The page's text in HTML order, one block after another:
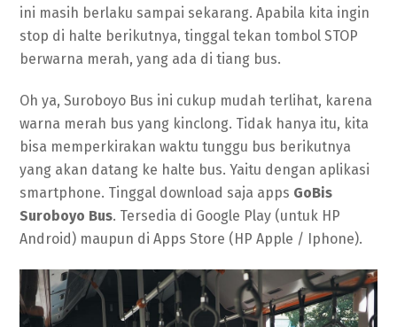
ini masih berlaku sampai sekarang. Apabila kita ingin
stop di halte berikutnya, tinggal tekan tombol STOP
berwarna merah, yang ada di tiang bus.
Oh ya, Suroboyo Bus ini cukup mudah terlihat, karena
warna merah bus yang kinclong. Tidak hanya itu, kita
bisa memperkirakan waktu tunggu bus berikutnya
yang akan datang ke halte bus. Yaitu dengan aplikasi
smartphone. Tinggal download saja apps GoBis
Suroboyo Bus. Tersedia di Google Play (untuk HP
Android) maupun di Apps Store (HP Apple / Iphone).